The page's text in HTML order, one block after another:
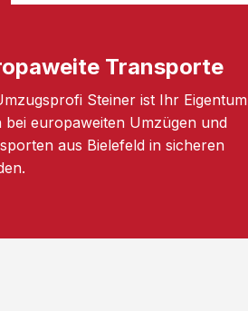
Transporte
Steiner ist Ihr Eigentum
bei europaweiten Umzügen und
aus Bielefeld in sicheren